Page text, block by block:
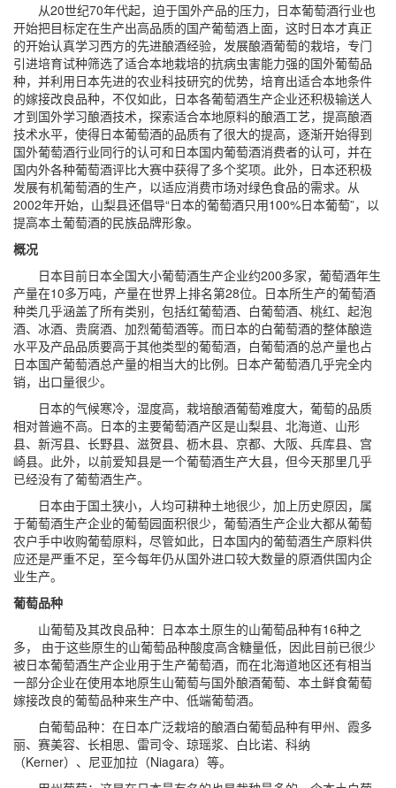
从20世纪70年代起，迫于国外产品的压力，日本葡萄酒行业也
开始把目标定在生产出高品质的国产葡萄酒上面，这时日本才真正
的开始认真学习西方的先进酿酒经验，发展酿酒葡萄的栽培，专门
引进培育试种筛选了适合本地栽培的抗病虫害能力强的国外葡萄品
种，并利用日本先进的农业科技研究的优势，培育出适合本地条件
的嫁接改良品种，不仅如此，日本各葡萄酒生产企业还积极输送人
才到国外学习酿酒技术，探索适合本地原料的酿酒工艺，提高酿酒
技术水平，使得日本葡萄酒的品质有了很大的提高，逐渐开始得到
国外葡萄酒行业同行的认可和日本国内葡萄酒消费者的认可，并在
国内外各种葡萄酒评比大赛中获得了多个奖项。此外，日本还积极
发展有机葡萄酒的生产，以适应消费市场对绿色食品的需求。从
2002年开始，山梨县还倡导“日本的葡萄酒只用100%日本葡萄”，以
提高本土葡萄酒的民族品牌形象。
概况
日本目前日本全国大小葡萄酒生产企业约200多家，葡萄酒年生
产量在10多万吨，产量在世界上排名第28位。日本所生产的葡萄酒
种类几乎涵盖了所有类别，包括红葡萄酒、白葡萄酒、桃红、起泡
酒、冰酒、贵腐酒、加烈葡萄酒等。而日本的白葡萄酒的整体酿造
水平及产品品质要高于其他类型的葡萄酒，白葡萄酒的总产量也占
日本国产葡萄酒总产量的相当大的比例。日本产葡萄酒几乎完全内
销，出口量很少。
日本的气候寒冷，湿度高，栽培酿酒葡萄难度大，葡萄的品质
相对普遍不高。日本的主要葡萄酒产区是山梨县、北海道、山形
县、新泻县、长野县、滋贺县、枥木县、京都、大阪、兵库县、宫
崎县。此外，以前爱知县是一个葡萄酒生产大县，但今天那里几乎
已经没有了葡萄酒生产。
日本由于国土狭小，人均可耕种土地很少，加上历史原因，属
于葡萄酒生产企业的葡萄园面积很少，葡萄酒生产企业大都从葡萄
农户手中收购葡萄原料，尽管如此，日本国内的葡萄酒生产原料供
应还是严重不足，至今每年仍从国外进口较大数量的原酒供国内企
业生产。
葡萄品种
山葡萄及其改良品种：日本本土原生的山葡萄品种有16种之
多， 由于这些原生的山葡萄品种酸度高含糖量低，因此目前已很少
被日本葡萄酒生产企业用于生产葡萄酒，而在北海道地区还有相当
一部分企业在使用本地原生山葡萄与国外酿酒葡萄、本土鲜食葡萄
嫁接改良的葡萄品种来生产中、低端葡萄酒。
白葡萄品种：在日本广泛栽培的酿酒白葡萄品种有甲州、霞多
丽、赛美容、长相思、雷司令、琼瑶浆、白比诺、科纳
（Kerner）、尼亚加拉（Niagara）等。